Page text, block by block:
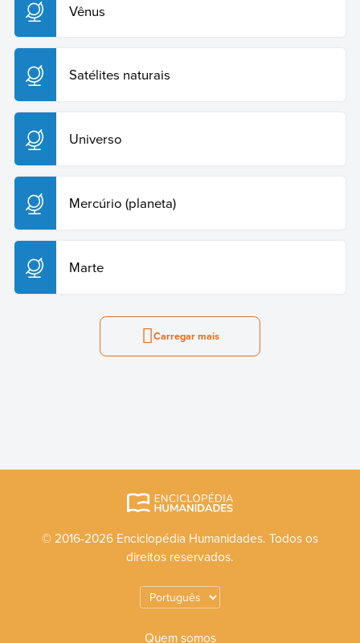
Vênus
Satélites naturais
Universo
Mercúrio (planeta)
Marte
Carregar mais
© 2016-2026 Enciclopédia Humanidades. Todos os
direitos reservados.
Quem somos